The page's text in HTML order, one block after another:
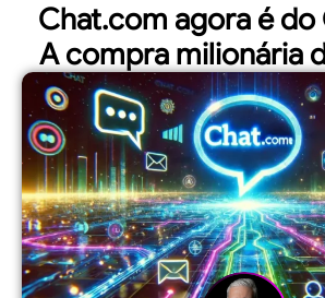
Chat.com agora é do
A compra milionária